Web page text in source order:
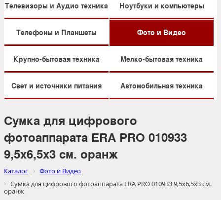
Телевизоры и Аудио техника Ноутбуки и компьютеры
Телефоны и Планшеты Фото и Видео
Крупно-бытовая техника Мелко-бытовая техника
Свет и источники питания Автомобильная техника
Сумка для цифрового
фотоаппарата ERA PRO 010933
9,5х6,5х3 см. оранж
Каталог
Фото и Видео
Сумка для цифрового фотоаппарата ERA PRO 010933 9,5х6,5х3 см.
оранж